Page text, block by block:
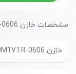
مشخصات خازن VZH470M1VTR-0606
خازن VZH470M1VTR-0606